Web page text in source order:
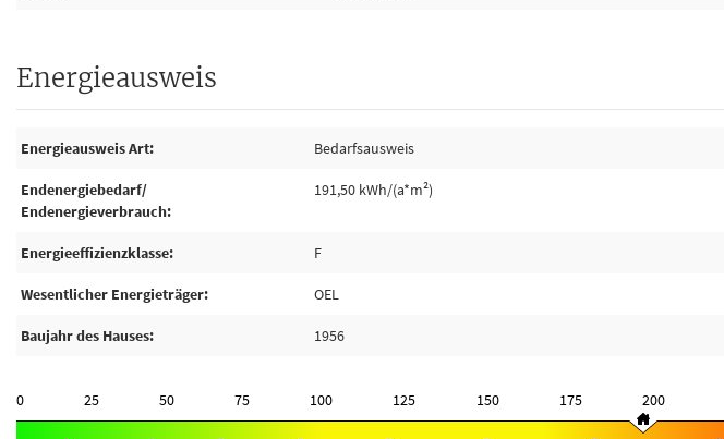
Energieausweis
Energieausweis Art Bedarfsausweis
Endenergiebedarf/
Endenergieverbrauch
191,50 kWh/(a*m²)
Energieeffizienzklasse F
Wesentlicher Energieträger OEL
Baujahr des Hauses 1956
0 25 50 75 100 125 150 175 200